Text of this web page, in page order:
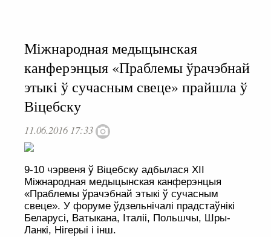
Міжнародная медыцынская
канферэнцыя «Праблемы ўрачэбнай
этыкі ў сучасным свеце» прайшла ў
Віцебску
11.06.2016 17:33
9-10 чэрвеня ў Віцебску адбылася XII
Міжнародная медыцынская канферэнцыя
«Праблемы ўрачэбнай этыкі ў сучасным
свеце». У форуме ўдзельнічалі прадстаўнікі
Беларусі, Ватыкана, Італіі, Польшчы, Шры-
Ланкі, Нігерыі і інш.